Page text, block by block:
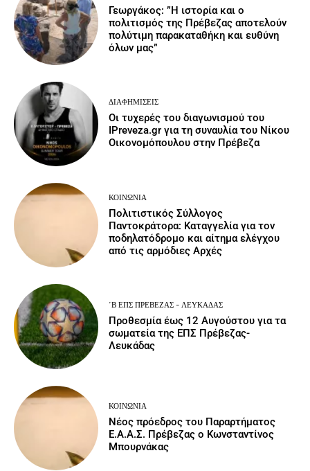
Γεωργάκος: ”Η ιστορία και ο
πολιτισμός της Πρέβεζας αποτελούν
πολύτιμη παρακαταθήκη και ευθύνη
όλων μας”
ΔΙΑΦΗΜΊΣΕΙΣ
Οι τυχερές του διαγωνισμού του
IPreveza.gr για τη συναυλία του Νίκου
Οικονομόπουλου στην Πρέβεζα
ΚΟΙΝΩΝΙΑ
Πολιτιστικός Σύλλογος
Παντοκράτορα: Καταγγελία για τον
ποδηλατόδρομο και αίτημα ελέγχου
από τις αρμόδιες Αρχές
΄Β ΕΠΣ ΠΡΈΒΕΖΑΣ - ΛΕΥΚΆΔΑΣ
Προθεσμία έως 12 Αυγούστου για τα
σωματεία της ΕΠΣ Πρέβεζας-
Λευκάδας
ΚΟΙΝΩΝΙΑ
Νέος πρόεδρος του Παραρτήματος
Ε.Α.Α.Σ. Πρέβεζας ο Κωνσταντίνος
Μπουρνάκας